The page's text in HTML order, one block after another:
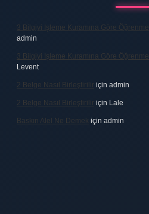
3 Bilgiyi Işleme Kuramına Göre Öğrenme
admin
3 Bilgiyi Işleme Kuramına Göre Öğrenme
Levent
2 Belge Nasıl Birleştirilir için admin
2 Belge Nasıl Birleştirilir için Lale
Baskın Alel Ne Demek için admin